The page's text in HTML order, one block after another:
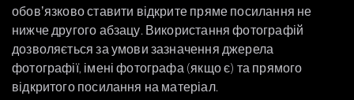
обовʼязково ставити відкрите пряме посилання не
нижче другого абзацу. Використання фотографій
дозволяється за умови зазначення джерела
фотографії, імені фотографа (якщо є) та прямого
відкритого посилання на матеріал.